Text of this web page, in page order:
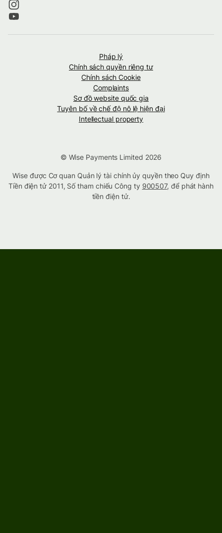
Pháp lý
Chính sách quyền riêng tư
Chính sách Cookie
Complaints
Sơ đồ website quốc gia
Tuyên bố về chế độ nô lệ hiện đại
Intellectual property
© Wise Payments Limited 2026
Wise được Cơ quan Quản lý tài chính ủy quyền theo Quy định
Tiền điện tử 2011, Số tham chiếu Công ty 900507, để phát hành
tiền điện tử.